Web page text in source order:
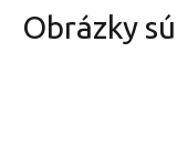
Obrázky